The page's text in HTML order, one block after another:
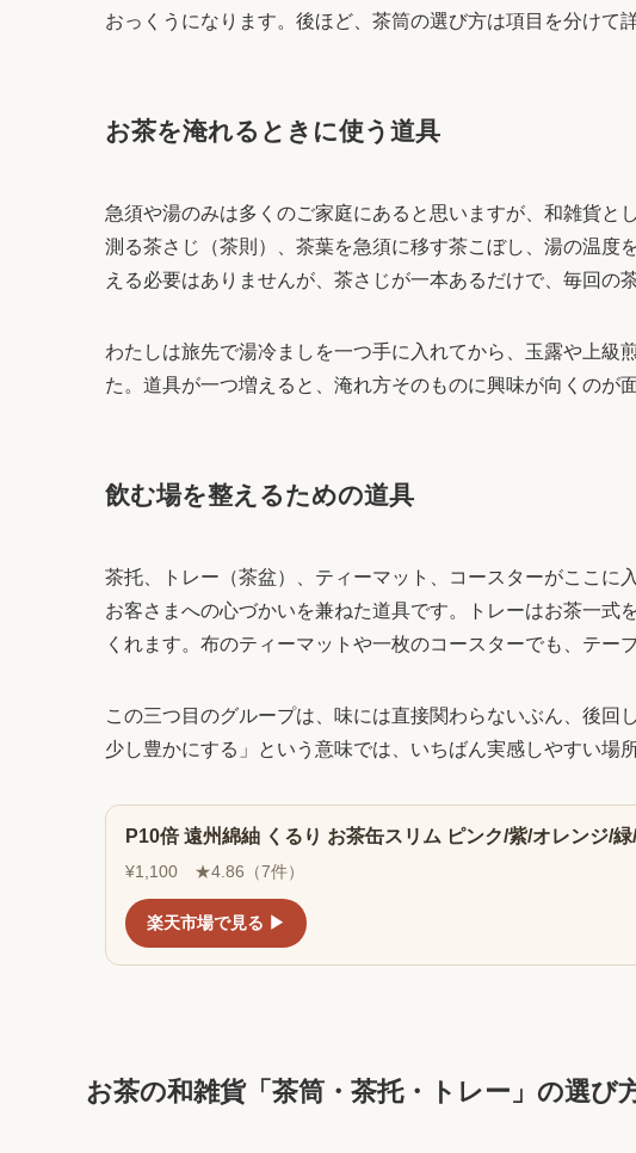
おっくうになります。後ほど、茶筒の選び方は項目を分けて
お茶を淹れるときに使う道具
急須や湯のみは多くのご家庭にあると思いますが、和雑貨と
測る茶さじ（茶則）、茶葉を急須に移す茶こぼし、湯の温度
える必要はありませんが、茶さじが一本あるだけで、毎回の
わたしは旅先で湯冷ましを一つ手に入れてから、玉露や上級
た。道具が一つ増えると、淹れ方そのものに興味が向くのが
飲む場を整えるための道具
茶托、トレー（茶盆）、ティーマット、コースターがここに
お客さまへの心づかいを兼ねた道具です。トレーはお茶一式
くれます。布のティーマットや一枚のコースターでも、テー
この三つ目のグループは、味には直接関わらないぶん、後回
少し豊かにする」という意味では、いちばん実感しやすい場
P10倍 遠州綿紬 くるり お茶缶スリム ピンク/紫/オレンジ/
¥1,100 ★4.86（7件）
楽天市場で見る ▶
お茶の和雑貨「茶筒・茶托・トレー」の選び